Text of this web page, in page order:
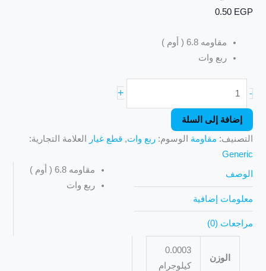
0.50 EGP
مقاومه 6.8 ( أوم )
ربع وات
-
+
إضافة إلى السلة
التصنيف: مقاومة الوسوم:ربع وات, قطع غيار
العلامة التجارية:
Generic
الوصف
معلومات إضافية
مراجعات (0)
مقاومه 6.8 ( أوم )
ربع وات
الوزن
0.0003
كيلوجرام